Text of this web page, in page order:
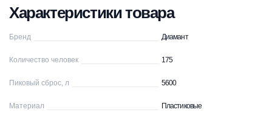
Характеристики товара
Бренд Диамант
Количество человек 175
Пиковый сброс, л 5600
Материал Пластиковые